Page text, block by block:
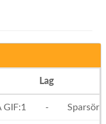
Lag
GIF:1 - Sparsörs